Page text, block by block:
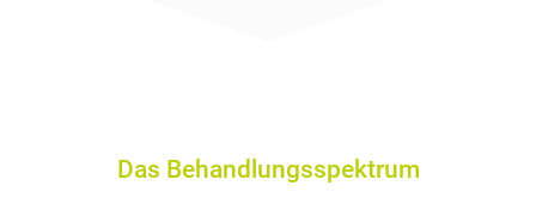
Das Behandlungsspektrum